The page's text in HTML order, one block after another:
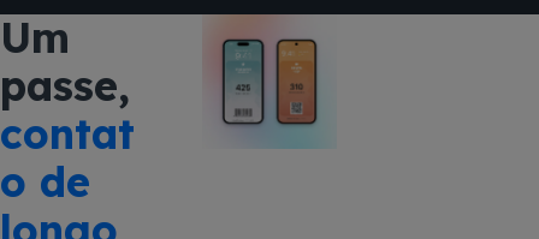
Um
passe,
contat
o de